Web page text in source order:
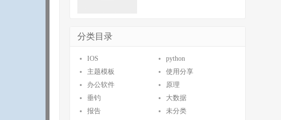
分类目录
IOS
python
主题模板
使用分享
办公软件
原理
垂钓
大数据
报告
未分类